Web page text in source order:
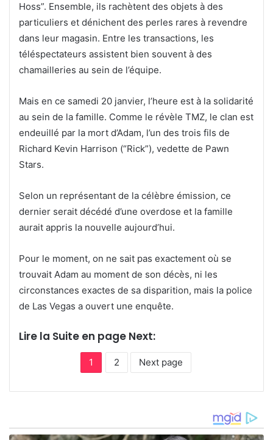
Hoss”. Ensemble, ils rachètent des objets à des
particuliers et dénichent des perles rares à revendre
dans leur magasin. Entre les transactions, les
téléspectateurs assistent bien souvent à des
chamailleries au sein de l’équipe.
Mais en ce samedi 20 janvier, l’heure est à la solidarité
au sein de la famille. Comme le révèle TMZ, le clan est
endeuillé par la mort d’Adam, l’un des trois fils de
Richard Kevin Harrison (“Rick”), vedette de Pawn
Stars.
Selon un représentant de la célèbre émission, ce
dernier serait décédé d’une overdose et la famille
aurait appris la nouvelle aujourd’hui.
Pour le moment, on ne sait pas exactement où se
trouvait Adam au moment de son décès, ni les
circonstances exactes de sa disparition, mais la police
de Las Vegas a ouvert une enquête.
Lire la Suite en page Next:
1 2 Next page